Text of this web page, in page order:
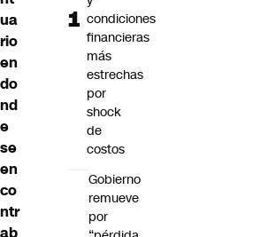
ua
rio
en
do
nd
e
se
en
co
ntr
ab
condiciones
financieras
más
estrechas
por
shock
de
costos
Gobierno
remueve
por